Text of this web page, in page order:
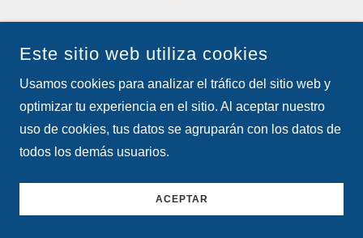
Este sitio web utiliza cookies
Usamos cookies para analizar el tráfico del sitio web y
optimizar tu experiencia en el sitio. Al aceptar nuestro
uso de cookies, tus datos se agruparán con los datos de
todos los demás usuarios.
ACEPTAR